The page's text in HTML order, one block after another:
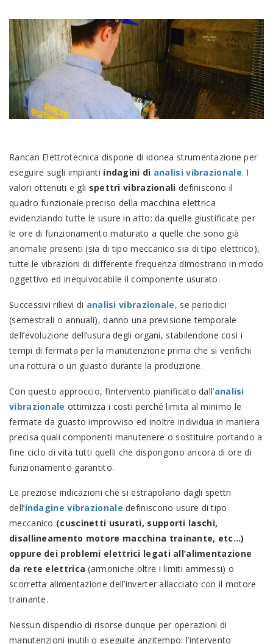
Rancan Elettrotecnica dispone di idonea strumentazione per
eseguire sugli impianti indagini di analisi vibrazionale. I
valori ottenuti e gli spettri vibrazionali definiscono il
quadro funzionale preciso della macchina elettrica
evidenziando tutte le usure in atto: da quelle giustificate per
le ore di funzionamento maturato a quelle che sono già
anomalie presenti (sia di tipo meccanico sia di tipo elettrico),
tutte le vibrazioni di differente frequenza dimostrano in modo
oggettivo ed inequivocabile il componente usurato.
Successivi rilievi di analisi vibrazionale, se periodici
(semestrali o annuali), danno una previsione temporale
dell’evoluzione dell’usura degli organi, stabilendone così i
tempi di fermata per la manutenzione prima che si verifichi
una rottura o un guasto durante la produzione.
Con questo approccio, l’intervento pianificato dall’analisi
vibrazionale ottimizza i costi perché limita al minimo le
fermate da guasto improvviso ed inoltre individua in maniera
precisa quali componenti manutenere o sostituire portando a
fine ciclo di vita tutti quelli che dispongono ancora di ore di
funzionamento garantito.
Le preziose indicazioni che si estrapolano dagli spettri
dell’indagine vibrazionale definiscono usure di tipo
meccanico (cuscinetti usurati, supporti laschi,
disallineamento motore macchina trainante, etc…)
oppure dei problemi elettrici legati all’alimentazione
da rete elettrica (armoniche oltre i limiti ammessi) o
scorretta alimentazione dell’inverter allacciato con il motore
trainante.
Nessun dispendio di risorse dunque per operazioni di
manutenzioni inutili o eseguite anzitempo: l’intervento